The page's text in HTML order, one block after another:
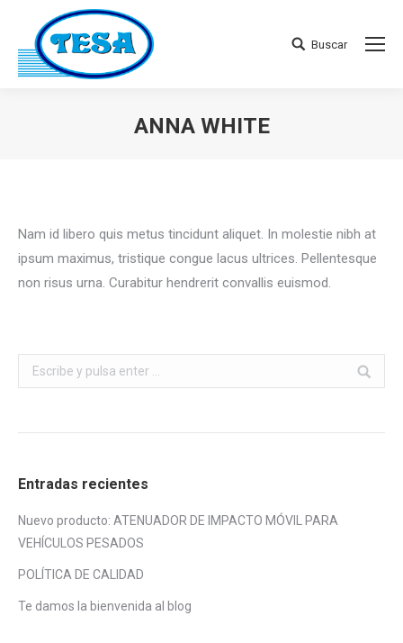
Buscar:
Buscar
ANNA WHITE
Nam id libero quis metus tincidunt aliquet. In molestie nibh at
ipsum maximus, tristique congue lacus ultrices. Pellentesque
non risus urna. Curabitur hendrerit convallis euismod.
Buscar:
Entradas recientes
Nuevo producto: ATENUADOR DE IMPACTO MÓVIL PARA
VEHÍCULOS PESADOS
POLÍTICA DE CALIDAD
Te damos la bienvenida al blog